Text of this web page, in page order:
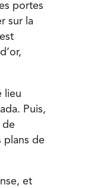
portes
sur la
lieu
Puis,
de
plans de
et